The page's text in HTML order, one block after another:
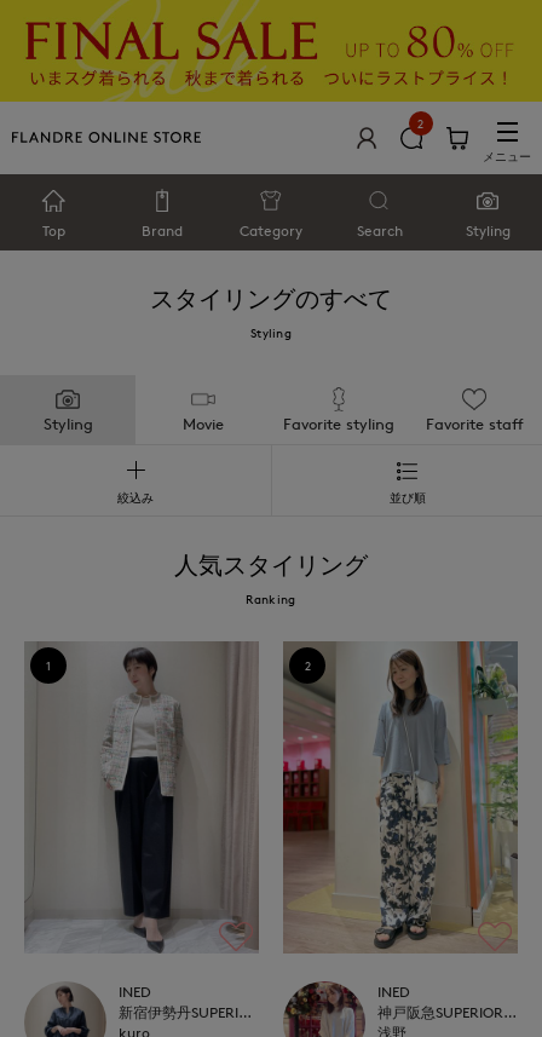
2
メニュー
Top Brand Category Search Styling
スタイリングのすべて
Styling
Styling Movie Favorite styling Favorite staff
絞込み 並び順
人気スタイリング
Ranking
1
INED
新宿伊勢丹SUPERIOR CLOSET
kuro
2
INED
神戸阪急SUPERIORCLOSET
浅野